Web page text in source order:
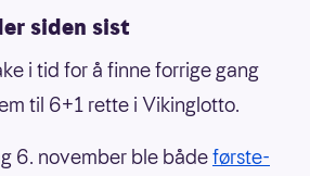
siden sist
i tid for å finne forrige gang
til 6+1 rette i Vikinglotto.
6. november ble bådeførste-